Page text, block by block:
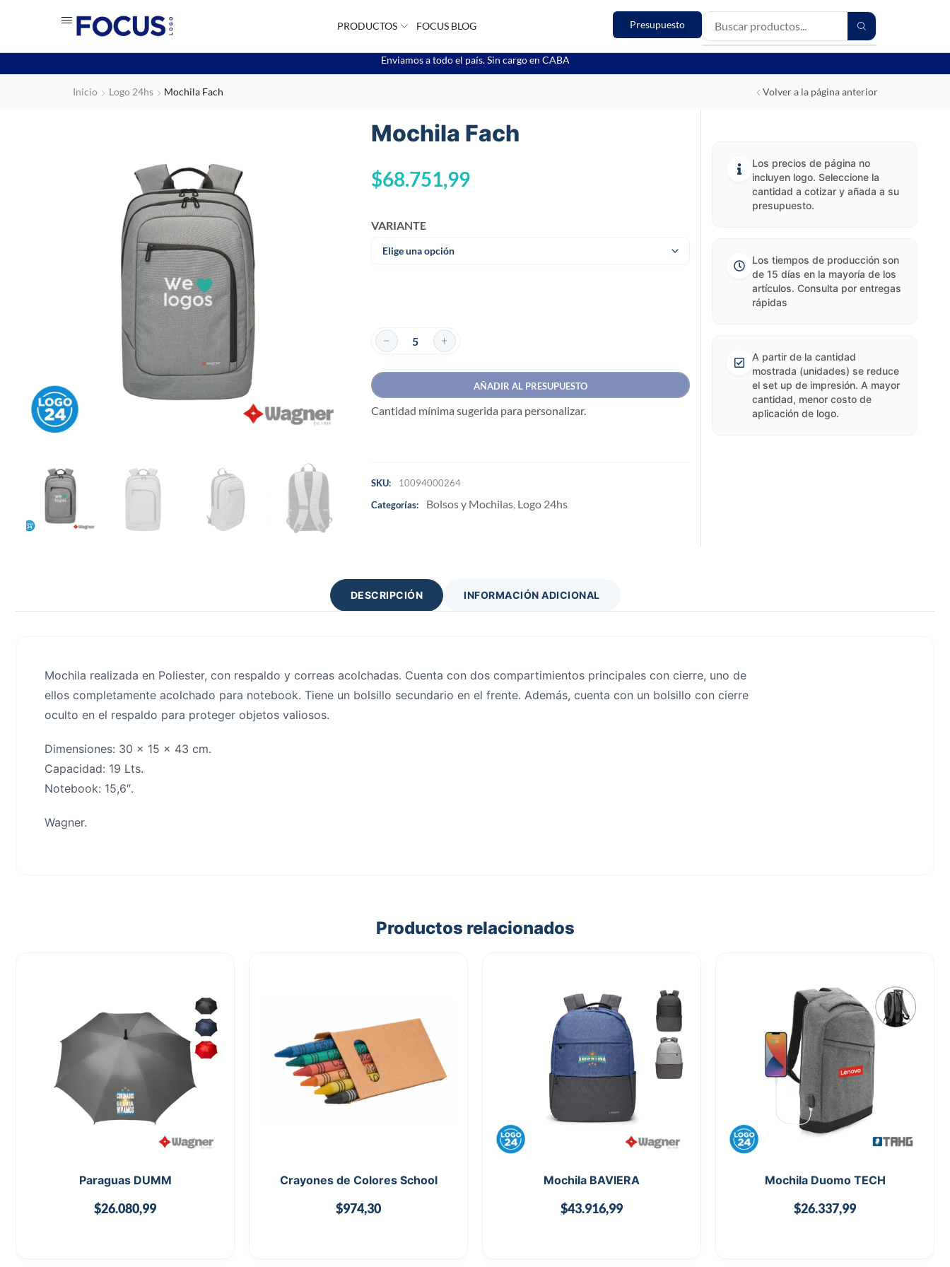
PRODUCTOS FOCUS BLOG Presupuesto
Enviamos a todo el país. Sin cargo en CABA
Inicio Logo 24hs Mochila Fach Volver a la página anterior
Mochila Fach
$68.751,99
VARIANTE
AÑADIR AL PRESUPUESTO
Cantidad mínima sugerida para personalizar.
SKU:
10094000264
Categorías:
Bolsos y Mochilas, Logo 24hs
Los precios de página no
incluyen logo. Seleccione la
cantidad a cotizar y añada a su
presupuesto.
Los tiempos de producción son
de 15 días en la mayoría de los
artículos. Consulta por entregas
rápidas
A partir de la cantidad
mostrada (unidades) se reduce
el set up de impresión. A mayor
cantidad, menor costo de
aplicación de logo.
DESCRIPCIÓN INFORMACIÓN ADICIONAL
Mochila realizada en Poliester, con respaldo y correas acolchadas. Cuenta con dos compartimientos principales con cierre, uno de
ellos completamente acolchado para notebook. Tiene un bolsillo secundario en el frente. Además, cuenta con un bolsillo con cierre
oculto en el respaldo para proteger objetos valiosos.
Dimensiones: 30 x 15 x 43 cm.
Capacidad: 19 Lts.
Notebook: 15,6″.
Wagner.
Productos relacionados
Paraguas DUMM
$26.080,99
Crayones de Colores School
$974,30
Mochila BAVIERA
$43.916,99
Mochila Duomo TECH
$26.337,99